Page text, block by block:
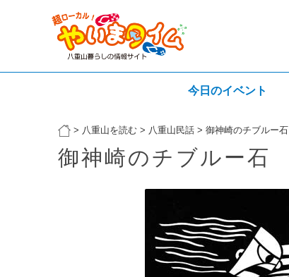
今日のイベント
> 八重山を読む > 八重山民話 > 御神崎のチブルー石
御神崎のチブルー石